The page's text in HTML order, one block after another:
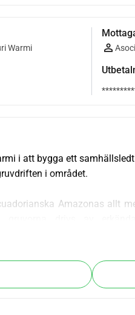
Warmi
i att bygga ett
i området.
Amazonas allt
tränger in på deras
av de giftiga
värdefulla biologiska